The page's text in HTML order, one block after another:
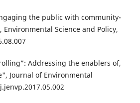
the public with community-
Science and Policy,
Addressing the enablers of,
Journal of Environmental